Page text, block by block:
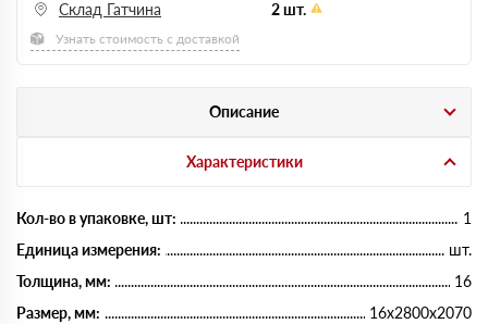
Склад Гатчина
2 шт.
Узнать стоимость с доставкой
Описание
Характеристики
Кол-во в упаковке, шт:
1
Единица измерения:
шт.
Толщина, мм:
16
Размер, мм:
16х2800х2070